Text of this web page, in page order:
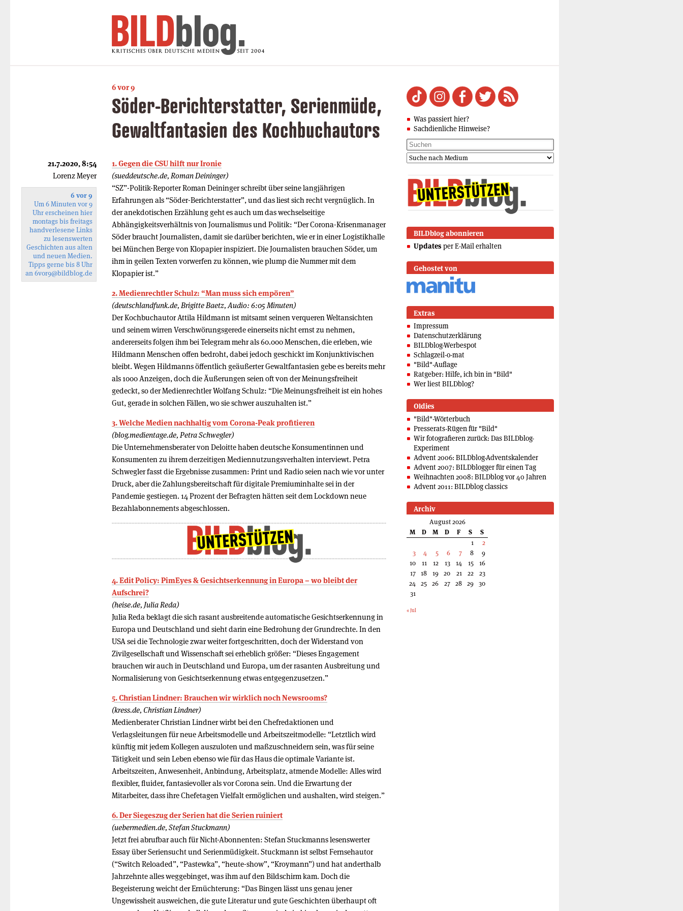
6 vor 9
Söder-Berichterstatter, Serienmüde,
Gewaltfantasien des Kochbuchautors
1. Gegen die CSU hilft nur Ironie
(sueddeutsche.de, Roman Deininger)
“SZ”-Politik-Reporter Roman Deininger schreibt über seine langjährigen
Erfahrungen als “Söder-Berichterstatter”, und das liest sich recht vergnüglich. In
der anekdotischen Erzählung geht es auch um das wechselseitige
Abhängigkeitsverhältnis von Journalismus und Politik: “Der Corona-Krisenmanager
Söder braucht Journalisten, damit sie darüber berichten, wie er in einer Logistikhalle
bei München Berge von Klopapier inspiziert. Die Journalisten brauchen Söder, um
ihm in geilen Texten vorwerfen zu können, wie plump die Nummer mit dem
Klopapier ist.”
2. Medienrechtler Schulz: “Man muss sich empören”
(deutschlandfunk.de, Brigitte Baetz, Audio: 6:05 Minuten)
Der Kochbuchautor Attila Hildmann ist mitsamt seinen verqueren Weltansichten
und seinem wirren Verschwörungsgerede einerseits nicht ernst zu nehmen,
andererseits folgen ihm bei Telegram mehr als 60.000 Menschen, die erleben, wie
Hildmann Menschen offen bedroht, dabei jedoch geschickt im Konjunktivischen
bleibt. Wegen Hildmanns öffentlich geäußerter Gewaltfantasien gebe es bereits mehr
als 1000 Anzeigen, doch die Äußerungen seien oft von der Meinungsfreiheit
gedeckt, so der Medienrechtler Wolfang Schulz: “Die Meinungsfreiheit ist ein hohes
Gut, gerade in solchen Fällen, wo sie schwer auszuhalten ist.”
3. Welche Medien nachhaltig vom Corona-Peak profitieren
(blog.medientage.de, Petra Schwegler)
Die Unternehmensberater von Deloitte haben deutsche Konsumentinnen und
Konsumenten zu ihrem derzeitigen Mediennutzungsverhalten interviewt. Petra
Schwegler fasst die Ergebnisse zusammen: Print und Radio seien nach wie vor unter
Druck, aber die Zahlungsbereitschaft für digitale Premiuminhalte sei in der
Pandemie gestiegen. 14 Prozent der Befragten hätten seit dem Lockdown neue
Bezahlabonnements abgeschlossen.
4. Edit Policy: PimEyes & Gesichtserkennung in Europa – wo bleibt der
Aufschrei?
(heise.de, Julia Reda)
Julia Reda beklagt die sich rasant ausbreitende automatische Gesichtserkennung in
Europa und Deutschland und sieht darin eine Bedrohung der Grundrechte. In den
USA sei die Technologie zwar weiter fortgeschritten, doch der Widerstand von
Zivilgesellschaft und Wissenschaft sei erheblich größer: “Dieses Engagement
brauchen wir auch in Deutschland und Europa, um der rasanten Ausbreitung und
Normalisierung von Gesichtserkennung etwas entgegenzusetzen.”
5. Christian Lindner: Brauchen wir wirklich noch Newsrooms?
(kress.de, Christian Lindner)
Medienberater Christian Lindner wirbt bei den Chefredaktionen und
Verlagsleitungen für neue Arbeitsmodelle und Arbeitszeitmodelle: “Letztlich wird
künftig mit jedem Kollegen auszuloten und maßzuschneidern sein, was für seine
Tätigkeit und sein Leben ebenso wie für das Haus die optimale Variante ist.
Arbeitszeiten, Anwesenheit, Anbindung, Arbeitsplatz, atmende Modelle: Alles wird
flexibler, fluider, fantasievoller als vor Corona sein. Und die Erwartung der
Mitarbeiter, dass ihre Chefetagen Vielfalt ermöglichen und aushalten, wird steigen.”
6. Der Siegeszug der Serien hat die Serien ruiniert
(uebermedien.de, Stefan Stuckmann)
Jetzt frei abrufbar auch für Nicht-Abonnenten: Stefan Stuckmanns lesenswerter
Essay über Seriensucht und Serienmüdigkeit. Stuckmann ist selbst Fernsehautor
(“Switch Reloaded”, “Pastewka”, “heute-show”, “Kroymann”) und hat anderthalb
Jahrzehnte alles weggebinget, was ihm auf den Bildschirm kam. Doch die
Begeisterung weicht der Ernüchterung: “Das Bingen lässt uns genau jener
Ungewissheit ausweichen, die gute Literatur und gute Geschichten überhaupt oft
21.7.2020, 8:54
Lorenz Meyer
6 vor 9
Um 6 Minuten vor 9
Uhr erscheinen hier
montags bis freitags
handverlesene Links
zu lesenswerten
Geschichten aus alten
und neuen Medien.
Tipps gerne bis 8 Uhr
an6vor9@bildblog.de
Was passiert hier?
Sachdienliche Hinweise?
BILDblog abonnieren
Updates per E-Mail erhalten
Gehostet von
Extras
Impressum
Datenschutzerklärung
BILDblog-Werbespot
Schlagzeil-o-mat
"Bild"-Auflage
Ratgeber: Hilfe, ich bin in "Bild"
Wer liest BILDblog?
Oldies
"Bild"-Wörterbuch
Presserats-Rügen für "Bild"
Wir fotografieren zurück: Das BILDblog-
Experiment
Advent 2006: BILDblog-Adventskalender
Advent 2007: BILDblogger für einen Tag
Weihnachten 2008: BILDblog vor 40 Jahren
Advent 2011: BILDblog classics
Archiv
August 2026
M
D M D F S
S
1
2
3
4 5 6 7 8
9
10
11 12 13 14 15
16
17 18 19 20 21 22
23
24 25 26 27 28 29 30
31
« Jul